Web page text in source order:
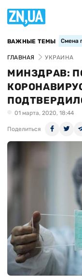
ВАЖНЫЕ ТЕМЫ Смена
ГЛАВНАЯ УКРАИНА
МИНЗДРАВ:
01 марта, 2020, 18:44
Поделиться